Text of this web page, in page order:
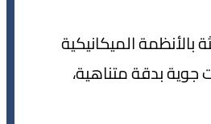
الميكانيكية
جوية بدقة متناهية،